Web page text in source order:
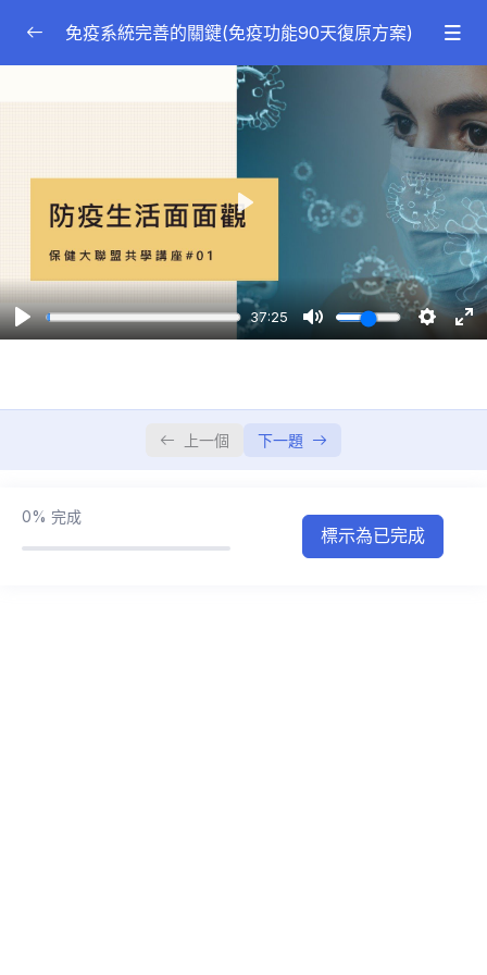
前導講座：防疫心生活四部曲(免費)
37:25
01:05:22
01:04:29
免疫系統訓練營 01:26:25
免疫功能90天復原方案-導讀音頻(免費) 0/22
免疫系統完善的關鍵-研討會(錄影)
免疫系統完善的關鍵(免疫功能90天復原方案)
37:25
Play
上一個 下一題
0% 完成
標示為已完成